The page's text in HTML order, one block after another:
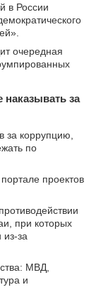
в России
очередная
за
за коррупцию,
по
проектов
при которых
из-за
МВД,
и